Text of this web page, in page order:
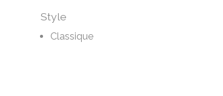
Style
Classique